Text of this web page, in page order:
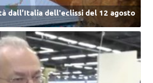
dall’Italia dell'eclissi del 12 agosto